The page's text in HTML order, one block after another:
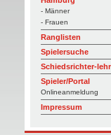
- Männer
- Frauen
Ranglisten
Spielersuche
Schiedsrichter-
Spieler/Portal
Onlineanmeldung
Impressum